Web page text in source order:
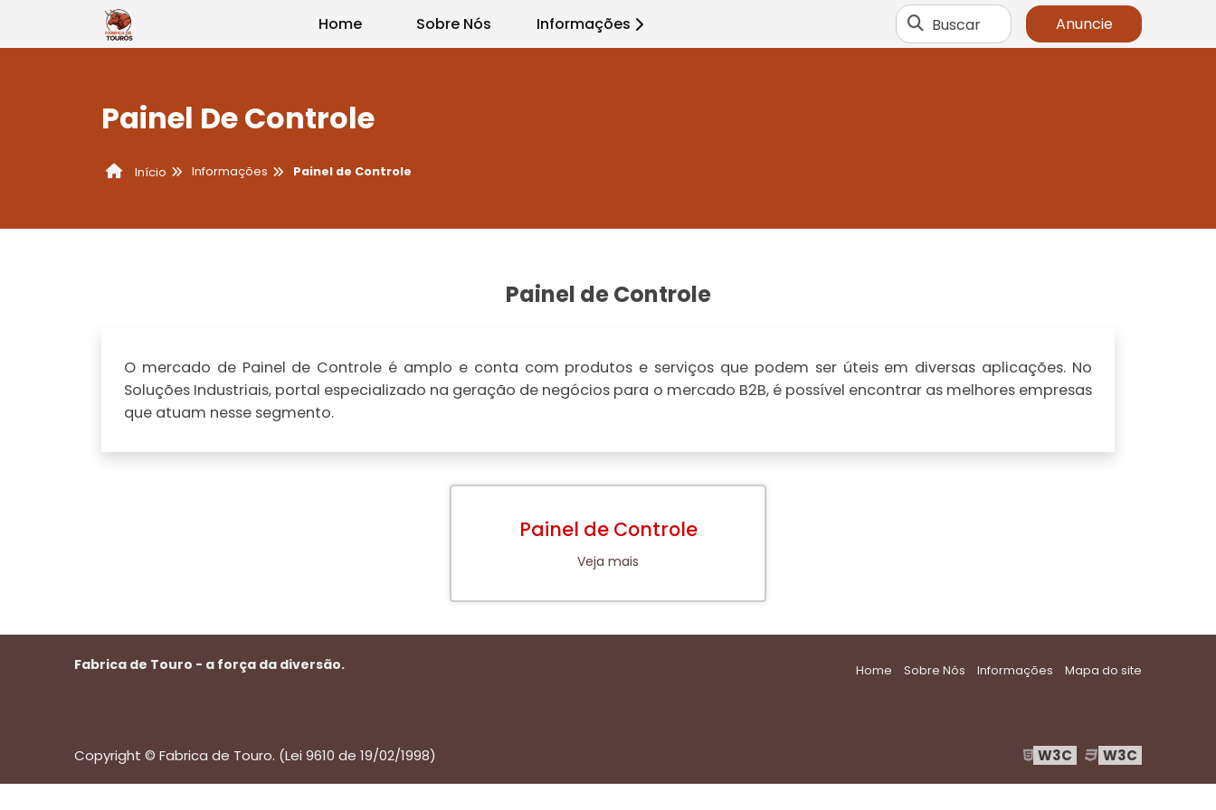
Home Sobre Nós Informações Buscar Anuncie
Painel De Controle
Início Informações Painel de Controle
Painel de Controle
O mercado de Painel de Controle é amplo e conta com produtos e serviços que podem ser úteis em diversas aplicações. No
Soluções Industriais, portal especializado na geração de negócios para o mercado B2B, é possível encontrar as melhores empresas
que atuam nesse segmento.
Painel de Controle
Veja mais
Fabrica de Touro - a força da diversão. Home Sobre Nós Informações Mapa do site
Copyright © Fabrica de Touro. (Lei 9610 de 19/02/1998) W3C W3C